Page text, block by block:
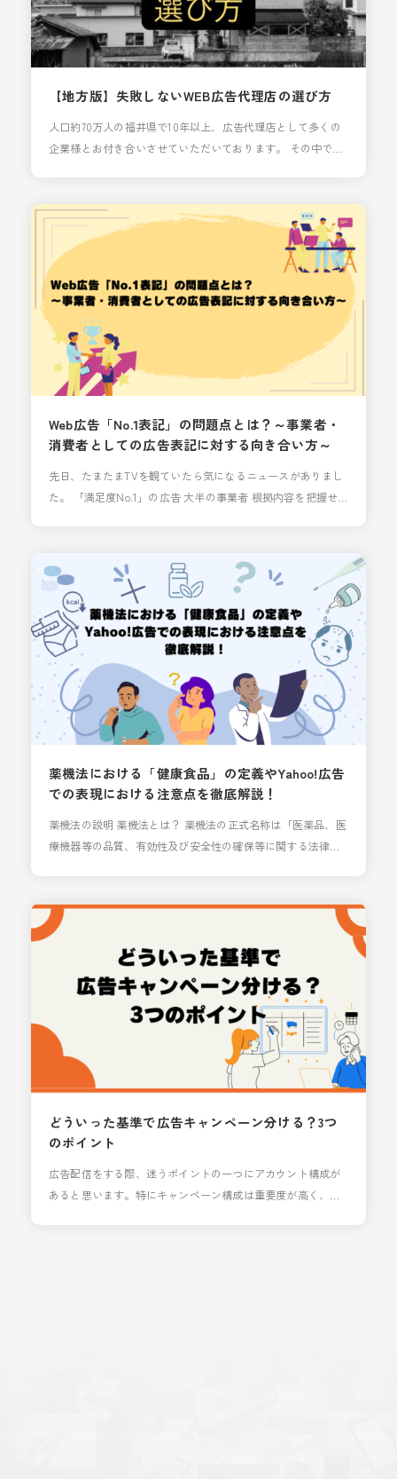
【地方版】失敗しないWEB広告代理店の選び方
人口約70万人の福井県で10年以上、広告代理店として多くの
企業様とお付き合いさせていただいております。 その中で、
目の当たりにしてきました。 このブログでは、地方の企業が
WEB広告代理店を選ぶ際に、失敗しないための本質的なポイ
ントを3つに絞ってご紹介します。 （よく
Web広告「No.1表記」の問題点とは？～事業者・
消費者としての広告表記に対する向き合い方～
先日、たまたまTVを観ていたら気になるニュースがありまし
た。 「満足度No.1」の広告 大半の事業者 根拠内容を把握せ
った結果、うち14社が根拠となるアンケート調査の内容を把
握していなかった ・事業者からは「調査会社を信頼して任せ
ていた」「他社も行っているやり方で、問
薬機法における「健康食品」の定義やYahoo!広告
での表現における注意点を徹底解説！
薬機法の説明 薬機法とは？ 薬機法の正式名称は「医薬品、医
療機器等の品質、有効性及び安全性の確保等に関する法律」
健衛生上の危害の発生、拡大の防止 ・指定薬物の規制 ・保健
衛生の向上 これらの目的を実現するために、開発・承認・製
造・流通・使用の各プロセスで規制が設
どういった基準で広告キャンペーン分ける？3つ
のポイント
広告配信をする際、迷うポイントの一つにアカウント構成が
あると思います。特にキャンペーン構成は重要度が高く、